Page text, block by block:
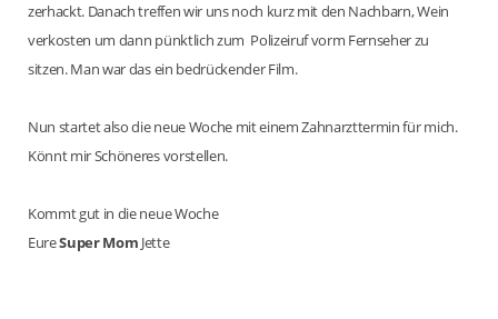
zerhackt. Danach treffen wir uns noch kurz mit den Nachbarn, Wein
verkosten um dann pünktlich zum Polizeiruf vorm Fernseher zu
sitzen. Man war das ein bedrückender Film.
Nun startet also die neue Woche mit einem Zahnarzttermin für mich.
Könnt mir Schöneres vorstellen.
Kommt gut in die neue Woche
EureSuper Mom Jette